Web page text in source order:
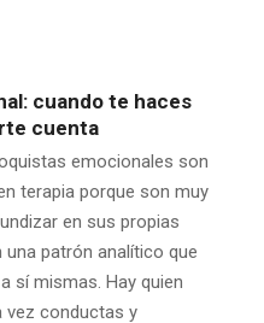
cuando te haces
cuenta
emocionales son
terapia porque son muy
en sus propias
patrón analítico que
sí mismas. Hay quien
vez conductas y